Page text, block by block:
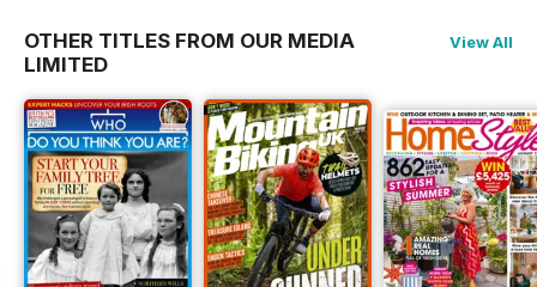
OTHER TITLES FROM OUR MEDIA
LIMITED
View All